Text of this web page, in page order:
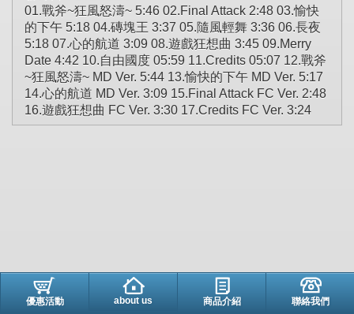
01.戰斧~狂風怒濤~ 5:46 02.Final Attack 2:48 03.愉快
的下午 5:18 04.磚塊王 3:37 05.隨風輕舞 3:36 06.長夜
5:18 07.心的航道 3:09 08.遊戲狂想曲 3:45 09.Merry
Date 4:42 10.自由國度 05:59 11.Credits 05:07 12.戰斧
~狂風怒濤~ MD Ver. 5:44 13.愉快的下午 MD Ver. 5:17
14.心的航道 MD Ver. 3:09 15.Final Attack FC Ver. 2:48
16.遊戲狂想曲 FC Ver. 3:30 17.Credits FC Ver. 3:24
優惠活動 about us 商品介紹 聯絡我們